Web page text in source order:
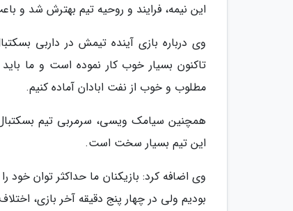
این نیمه، فرایند و روحیه تیم بهترش شد و
وی درباره بازی آینده تیمش در داربی
تاکنون بسیار خوب کار نموده است و ما
مطلوب و خوب از نفت ابادان آماده کنیم.
همچنین سیامک ویسی، سرمربی تیم بسکتبال
این تیم بسیار سخت است.
وی اضافه کرد: بازیکنان ما حداکثر توان خود
بودیم ولی در چهار پنج دقیقه آخر بازی،